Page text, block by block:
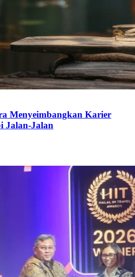
Menyeimbangkan Karier
Jalan-Jalan